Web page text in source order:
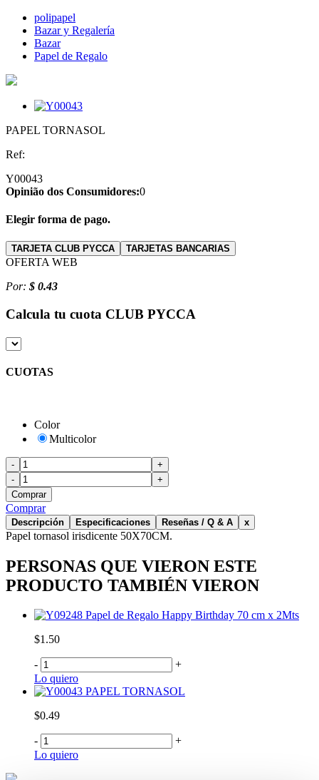
polipapel
Bazar y Regalería
Bazar
Papel de Regalo
PAPEL TORNASOL
Ref:
Y00043
Opinião dos Consumidores:0
Elegir forma de pago.
TARJETA CLUB PYCCA TARJETAS BANCARIAS
OFERTA WEB
Por: $ 0.43
Calcula tu cuota CLUB PYCCA
CUOTAS
Color
Multicolor
-
+
-
+
Comprar
Comprar
Descripción Especificaciones Reseñas / Q & A x
Papel tornasol irisdicente 50X70CM.
PERSONAS QUE VIERON ESTE
PRODUCTO TAMBIÉN VIERON
Papel de Regalo Happy Birthday 70 cm x 2Mts
$1.50
-
+
Lo quiero
PAPEL TORNASOL
$0.49
-
+
Lo quiero